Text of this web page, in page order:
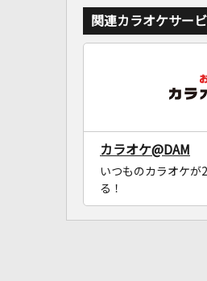
関連カラオケサー
カラオケ@DAM
いつものカラオケが
る！